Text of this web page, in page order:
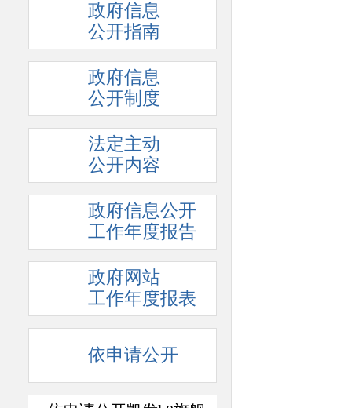
政府信息
公开指南
政府信息
公开制度
法定主动
公开内容
政府信息公开
工作年度报告
政府网站
工作年度报表
依申请公开